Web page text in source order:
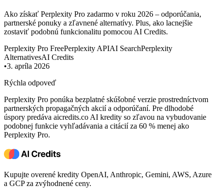
Ako získať Perplexity Pro zadarmo v roku 2026 – odporúčania,
partnerské ponuky a zľavnené alternatívy. Plus, ako lacnejšie
zostaviť podobnú funkcionalitu pomocou AI Credits.
Perplexity Pro FreePerplexity APIAI SearchPerplexity
AlternativesAI Credits
•3. apríla 2026
Rýchla odpoveď
Perplexity Pro ponúka bezplatné skúšobné verzie prostredníctvom
partnerských propagačných akcií a odporúčaní. Pre dlhodobé
úspory predáva aicredits.co AI kredity so zľavou na vybudovanie
podobnej funkcie vyhľadávania a citácií za 60 % menej ako
Perplexity Pro.
Kupujte overené kredity OpenAI, Anthropic, Gemini, AWS, Azure
a GCP za zvýhodnené ceny.